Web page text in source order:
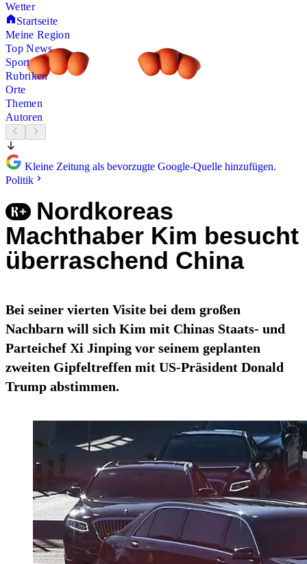
Wetter
Startseite
Meine Region
Top News
Sport
Rubriken
Orte
Themen
Autoren
Kleine Zeitung als bevorzugte Google-Quelle hinzufügen.
Politik
Nordkoreas
Machthaber Kim besucht
überraschend China
Bei seiner vierten Visite bei dem großen
Nachbarn will sich Kim mit Chinas Staats- und
Parteichef Xi Jinping vor seinem geplanten
zweiten Gipfeltreffen mit US-Präsident Donald
Trump abstimmen.